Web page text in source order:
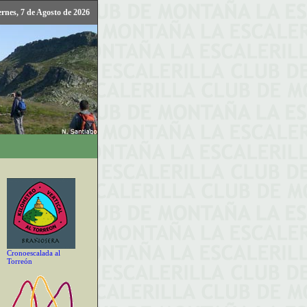
7 de Agosto de 2026
Cronoescalada al
Torreón